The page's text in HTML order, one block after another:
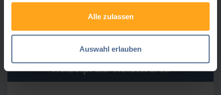
Alle zulassen
Auswahl erlauben
3 Monate 164,50 € 30.07.2026
Heizölpreis-Tiefstwerte